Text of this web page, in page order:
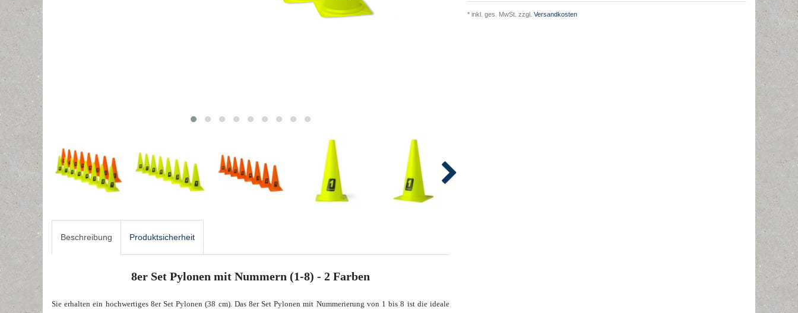
Beschreibung Produktsicherheit
8er Set Pylonen mit Nummern (1-8) - 2 Farben
Sie erhalten ein hochwertiges 8er Set Pylonen (38 cm). Das 8er Set Pylonen mit Nummerierung von 1 bis 8 ist die ideale
* inkl. ges. MwSt. zzgl. Versandkosten